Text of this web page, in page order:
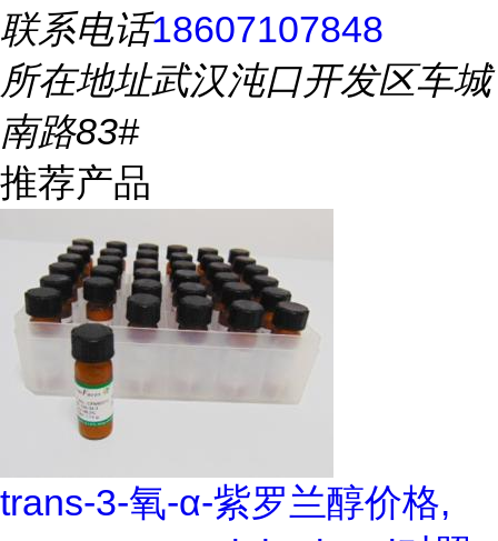
联系电话18607107848
所在地址武汉沌口开发区车城
南路83#
推荐产品
trans-3-氧-α-紫罗兰醇价格,